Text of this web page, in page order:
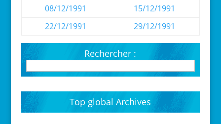
08/12/1991
15/12/1991
22/12/1991
29/12/1991
Rechercher :
Top global Archives